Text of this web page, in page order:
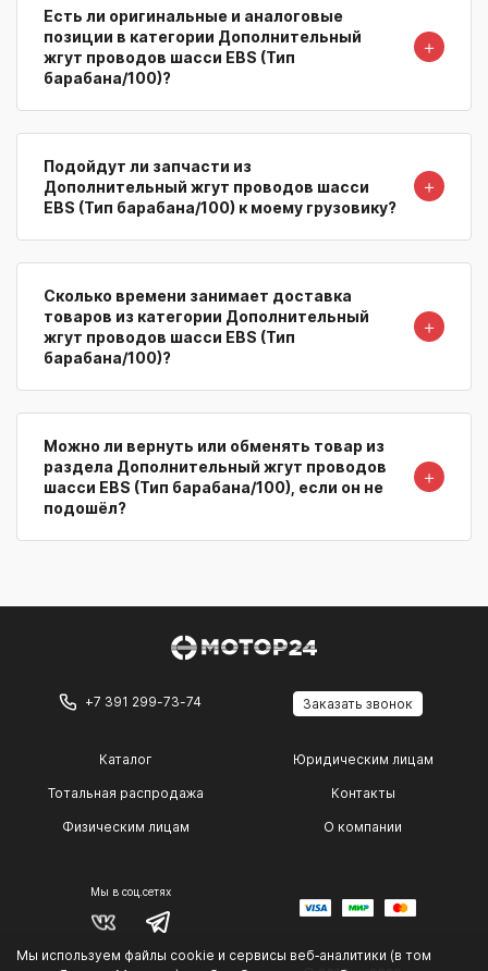
Есть ли оригинальные и аналоговые
позиции в категории Дополнительный
жгут проводов шасси EBS (Тип
барабана/100)?
＋
Подойдут ли запчасти из
Дополнительный жгут проводов шасси
EBS (Тип барабана/100) к моему грузовику?
＋
Сколько времени занимает доставка
товаров из категории Дополнительный
жгут проводов шасси EBS (Тип
барабана/100)?
＋
Можно ли вернуть или обменять товар из
раздела Дополнительный жгут проводов
шасси EBS (Тип барабана/100), если он не
подошёл?
＋
Мы используем файлы cookie и сервисы веб‑аналитики (в том
+7 391 299-73-74 Заказать звонок
Каталог
Тотальная распродажа
Физическим лицам
Юридическим лицам
Контакты
О компании
Мы в соц.сетях